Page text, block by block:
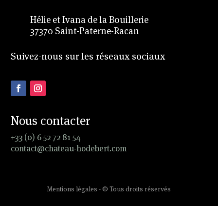
Hélie et Ivana de la Bouillerie
37370 Saint-Paterne-Racan
Suivez-nous sur les réseaux sociaux
Nous contacter
+33 (0) 6 52 72 81 54
contact@chateau-hodebert.com
Mentions légales - © Tous droits réservés